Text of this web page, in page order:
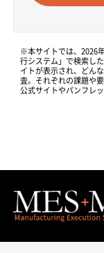
※本サイトでは、2026
行システム」で検索し
イトが表示され、どん
査。それぞれの課題や
公式サイトやパンフレ